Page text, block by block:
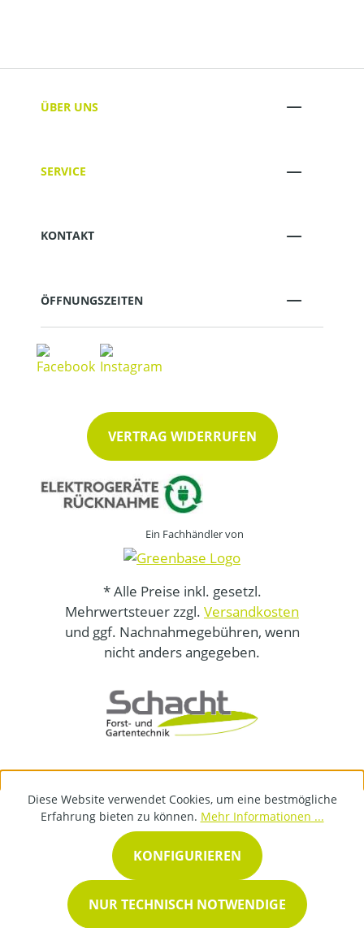
ÜBER UNS
SERVICE
KONTAKT
ÖFFNUNGSZEITEN
VERTRAG WIDERRUFEN
Ein Fachhändler von
* Alle Preise inkl. gesetzl.
Mehrwertsteuer zzgl. Versandkosten
und ggf. Nachnahmegebühren, wenn
nicht anders angegeben.
Diese Website verwendet Cookies, um eine bestmögliche
Erfahrung bieten zu können. Mehr Informationen ...
NUR TECHNISCH NOTWENDIGE
KONFIGURIEREN